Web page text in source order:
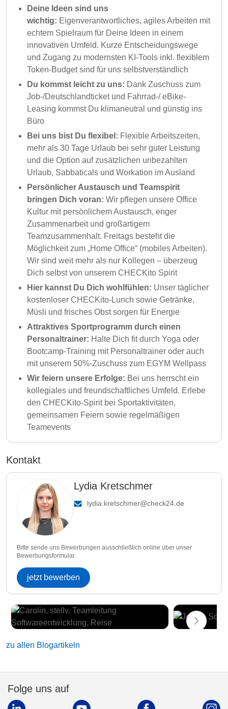
Deine Ideen sind uns
wichtig: Eigenverantwortliches, agiles Arbeiten mit
echtem Spielraum für Deine Ideen in einem
innovativen Umfeld. Kurze Entscheidungswege
und Zugang zu modernsten KI-Tools inkl. flexiblem
Token-Budget sind für uns selbstverständlich
Du kommst leicht zu uns: Dank Zuschuss zum
Job-/Deutschlandticket und Fahrrad-/ eBike-
Leasing kommst Du klimaneutral und günstig ins
Büro
Bei uns bist Du flexibel: Flexible Arbeitszeiten,
mehr als 30 Tage Urlaub bei sehr guter Leistung
und die Option auf zusätzlichen unbezahlten
Urlaub, Sabbaticals und Workation im Ausland
Persönlicher Austausch und Teamspirit
bringen Dich voran: Wir pflegen unsere Office
Kultur mit persönlichem Austausch, enger
Zusammenarbeit und großartigem
Teamzusammenhalt. Freitags besteht die
Möglichkeit zum „Home Office“ (mobiles Arbeiten).
Wir sind weit mehr als nur Kollegen – überzeug
Dich selbst von unserem CHECKito Spirit
Hier kannst Du Dich wohlfühlen: Unser täglicher
kostenloser CHECKito-Lunch sowie Getränke,
Müsli und frisches Obst sorgen für Energie
Attraktives Sportprogramm durch einen
Personaltrainer: Halte Dich fit durch Yoga oder
Bootcamp-Training mit Personaltrainer oder auch
mit unserem 50%-Zuschuss zum EGYM Wellpass
Wir feiern unsere Erfolge: Bei uns herrscht ein
kollegiales und freundschaftliches Umfeld. Erlebe
den CHECKito-Spirit bei Sportaktivitäten,
gemeinsamen Feiern sowie regelmäßigen
Teamevents
Kontakt
Lydia Kretschmer
lydia.kretschmer@check24.de
Bitte sende uns Bewerbungen ausschließlich online über unser
Bewerbungsformular.
jetzt bewerben
zu allen Blogartikeln
Folge uns auf